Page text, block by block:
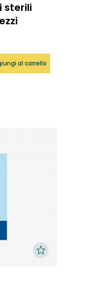
sterili
al carrello